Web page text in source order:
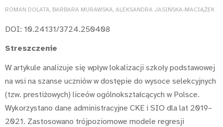
ROMAN DOLATA, BARBARA MURAWSKA, ALEKSANDRA JASIŃSKA-MACIĄŻEK
DOI: 10.24131/3724.250408
Streszczenie
W artykule analizuje się wpływ lokalizacji szkoły podstawowej
na wsi na szanse uczniów w dostępie do wysoce selekcyjnych
(tzw. prestiżowych) liceów ogólnokształcących w Polsce.
Wykorzystano dane administracyjne CKE i SIO dla lat 2019–
2021. Zastosowano trójpoziomowe modele regresji